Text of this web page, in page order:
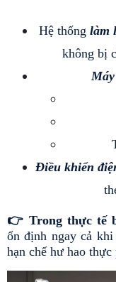
Hệ thống làm
không bị
Điều khiển
👉 Trong thực tế
ổn định ngay cả
hạn chế hư hao thực